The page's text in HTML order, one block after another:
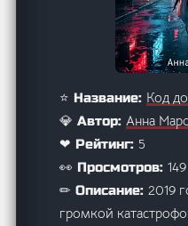
⭐ Название: Код
💎 Автор:Анна
❤ Рейтинг: 5
👀 Просмотров:149
✏ Описание:2019
громкой